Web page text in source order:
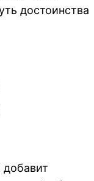
достоинства